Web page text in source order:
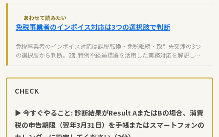
あわせて読みたい
免税事業者のインボイス対応は3つの選択肢で判断
免税事業者のインボイス対応は課税転換・免税継続・取引先交渉の3つ
の選択肢から判断。2割特例や経過措置を活用した実務対応を解説しま
CHECK
▶ 今すぐやること: 診断結果がResult AまたはBの場合、消費
税の申告期限（翌年3月31日）を手帳またはスマートフォンの